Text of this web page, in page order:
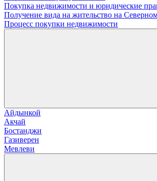
Покупка недвижимости и юридические
Получение вида на жительство на
Процесс покупки недвижимости
Айдынкой
Акчай
Бостанджи
Газиверен
Мевлеви